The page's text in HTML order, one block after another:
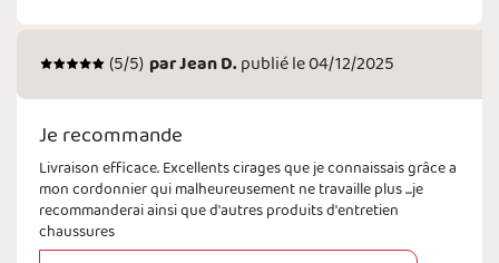
parJean D.publié le 04/12/2025
(5/5)
Je recommande
Livraison efficace. Excellents cirages que je connaissais grâce a
mon cordonnier qui malheureusement ne travaille plus ...je
recommanderai ainsi que d'autres produits d'entretien
chaussures